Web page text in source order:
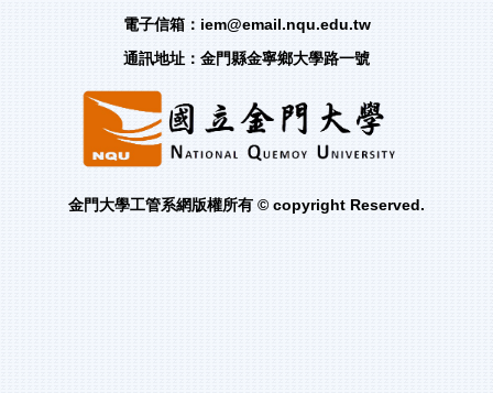
電子信箱：iem@email.nqu.edu.tw
通訊地址：金門縣金寧鄉大學路一號
金門大學工管系網版權所有 © copyright Reserved.